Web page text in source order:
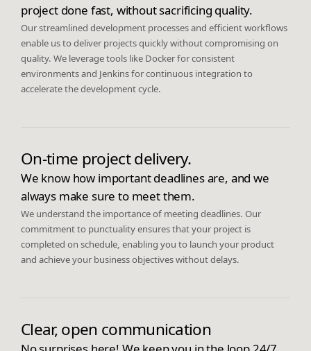
project done fast, without sacrificing quality.
Our streamlined development processes and efficient workflows
enable us to deliver projects quickly without compromising on
quality. We leverage tools like Docker for consistent
environments and Jenkins for continuous integration to
accelerate the development cycle.
On-time project delivery.
We know how important deadlines are, and we
always make sure to meet them.
We understand the importance of meeting deadlines. Our
commitment to punctuality ensures that your project is
completed on schedule, enabling you to launch your product
and achieve your business objectives without delays.
Clear, open communication